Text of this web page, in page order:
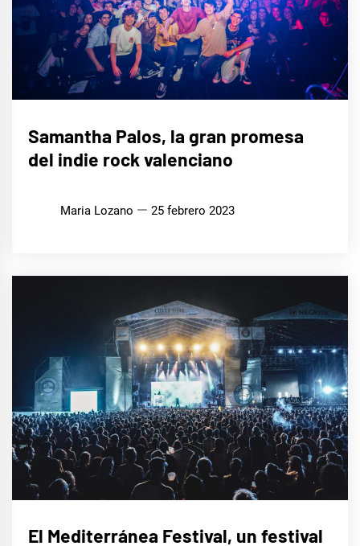
MÚSICA
Samantha Palos, la gran promesa
del indie rock valenciano
Maria Lozano 25 febrero 2023
El Mediterránea Festival, un festival